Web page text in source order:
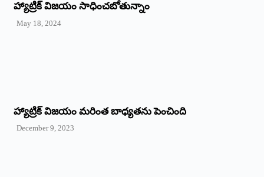
హ్యాట్రిక్‌ విజయం సాధించబోతున్నాం
May 18, 2024
హ్యాట్రిక్ విజయం మరింత బాధ్యతను పెంచింది
December 9, 2023